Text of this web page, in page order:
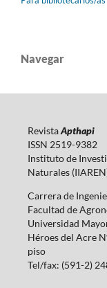
Navegar
RevistaApthapi
ISSN 2519-9382
Instituto de
Naturales
Carrera de
Facultad de
Universidad
Héroes del Acre
piso
Tel/fax: (591-2)